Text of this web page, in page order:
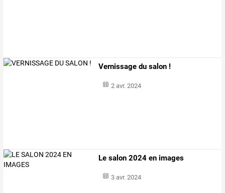
Vernissage du salon !
2 avr. 2024
Le salon 2024 en images
3 avr. 2024